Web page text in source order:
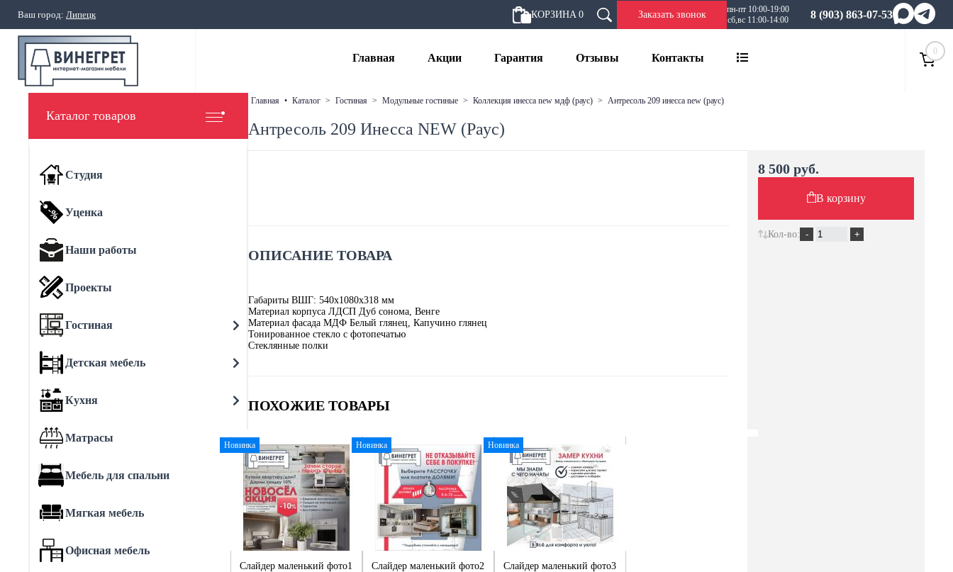
Ваш город: Липецк КОРЗИНА 0 Заказать звонок
пн-пт 10:00-19:00
сб,вс 11:00-14:00
8 (903) 863-07-53
Главная Акции Гарантия Отзывы Контакты
0
Каталог товаров
Студия
Уценка
Наши работы
Проекты
Гостиная
Детская мебель
Кухня
Матрасы
Мебель для спальни
Мягкая мебель
Офисная мебель
главная • каталог > гостиная > модульные гостиные > коллекция инесса new мдф (раус) > антресоль 209 инесса new (раус)
Антресоль 209 Инесса NEW (Раус)
ОПИСАНИЕ ТОВАРА
Габариты ВШГ: 540х1080х318 мм
Материал корпуса ЛДСП Дуб сонома, Венге
Материал фасада МДФ Белый глянец, Капучино глянец
Тонированное стекло с фотопечатью
Стеклянные полки
ПОХОЖИЕ ТОВАРЫ
Новинка
Слайдер маленький фото1
Новинка
Слайдер маленький фото2
Новинка
Слайдер маленький фото3
8 500 руб.
В корзину
Кол-во: